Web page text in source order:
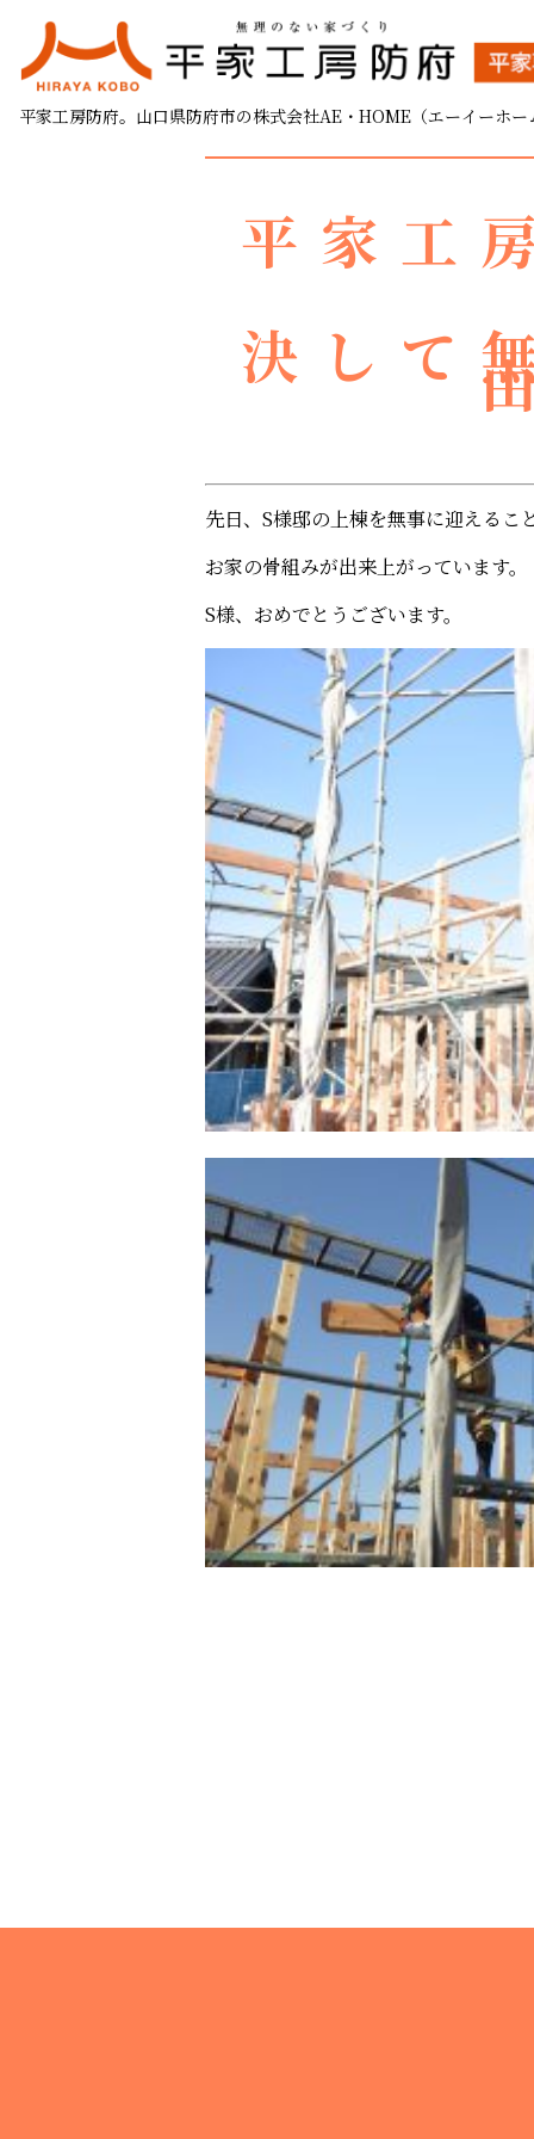
平家工房防府。山口県防府市の株式会社AE・HOME（エーイーホー
S様邸、無事に上棟を迎
2023.04.17
平家工
決して
先日、S様邸の上棟を無事に迎えるこ
お家の骨組みが出来上がっています。
S様、おめでとうございます。